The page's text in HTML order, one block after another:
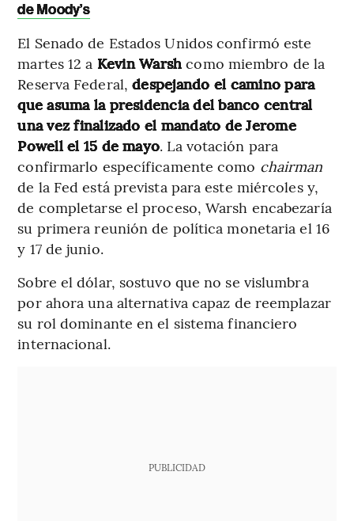
de Moody’s
El Senado de Estados Unidos confirmó este
martes 12 a Kevin Warsh como miembro de la
Reserva Federal, despejando el camino para
que asuma la presidencia del banco central
una vez finalizado el mandato de Jerome
Powell el 15 de mayo. La votación para
confirmarlo específicamente como chairman
de la Fed está prevista para este miércoles y,
de completarse el proceso, Warsh encabezaría
su primera reunión de política monetaria el 16
y 17 de junio.
Sobre el dólar, sostuvo que no se vislumbra
por ahora una alternativa capaz de reemplazar
su rol dominante en el sistema financiero
internacional.
PUBLICIDAD